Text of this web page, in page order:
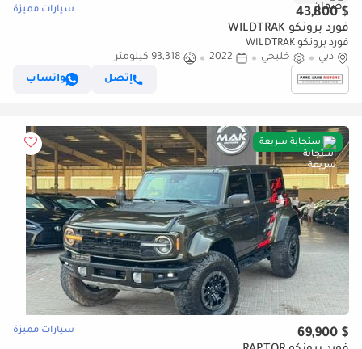
$ 43,800 سيارات مميزة
فورد برونكو WILDTRAK
فورد برونكو WILDTRAK
دبي
خليجي 2022
93,318 كيلومتر
إتصل
واتساب
استجابة سريعة
$ 69,900 سيارات مميزة